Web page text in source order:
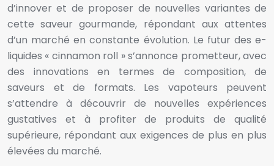
d’innover et de proposer de nouvelles variantes de
cette saveur gourmande, répondant aux attentes
d’un marché en constante évolution. Le futur des e-
liquides « cinnamon roll » s’annonce prometteur, avec
des innovations en termes de composition, de
saveurs et de formats. Les vapoteurs peuvent
s’attendre à découvrir de nouvelles expériences
gustatives et à profiter de produits de qualité
supérieure, répondant aux exigences de plus en plus
élevées du marché.